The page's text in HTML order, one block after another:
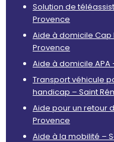
Solution de
Provence
Aide à domicile Cap
Provence
Aide à domicile APA
Transport véhicule
handicap – Saint
Aide pour un retour
Provence
Aide à la mobilité –